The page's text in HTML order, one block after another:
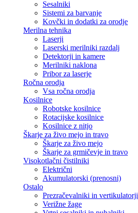
Sesalniki
Sistemi za barvanje
Kovčki in dodatki za orodje
Merilna tehnika
Laserji
Laserski merilniki razdalj
Detektorji in kamere
Merilniki naklona
Pribor za laserje
Ročna orodja
Vsa ročna orodja
Kosilnice
Robotske kosilnice
Rotacijske kosilnice
Kosilnice z nitjo
Škarje za živo mejo in travo
Škarje za živo mejo
Škarje za grmičevje in travo
Visokotlačni čistilniki
Električni
Akumulatorski (prenosni)
Ostalo
Prezračevalniki in vertikulatorji
Verižne žage